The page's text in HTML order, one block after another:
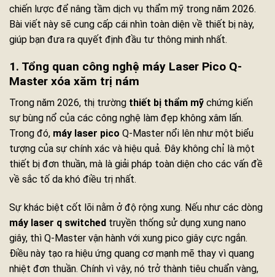
chiến lược để nâng tầm dịch vụ thẩm mỹ trong năm 2026.
Bài viết này sẽ cung cấp cái nhìn toàn diện về thiết bị này,
giúp bạn đưa ra quyết định đầu tư thông minh nhất.
1. Tổng quan công nghệ máy Laser Pico Q-
Master xóa xăm trị nám
Trong năm 2026, thị trường thiết bị thẩm mỹ chứng kiến
sự bùng nổ của các công nghệ làm đẹp không xâm lấn.
Trong đó, máy laser pico Q-Master nổi lên như một biểu
tượng của sự chính xác và hiệu quả. Đây không chỉ là một
thiết bị đơn thuần, mà là giải pháp toàn diện cho các vấn đề
về sắc tố da khó điều trị nhất.
Sự khác biệt cốt lõi nằm ở độ rộng xung. Nếu như các dòng
máy laser q switched truyền thống sử dụng xung nano
giây, thì Q-Master vận hành với xung pico giây cực ngắn.
Điều này tạo ra hiệu ứng quang cơ mạnh mẽ thay vì quang
nhiệt đơn thuần. Chính vì vậy, nó trở thành tiêu chuẩn vàng,